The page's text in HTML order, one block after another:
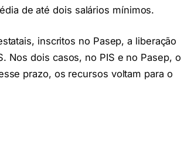
de até dois salários mínimos.
inscritos no Pasep, a liberação
Nos dois casos, no PIS e no Pasep, o
prazo, os recursos voltam para o